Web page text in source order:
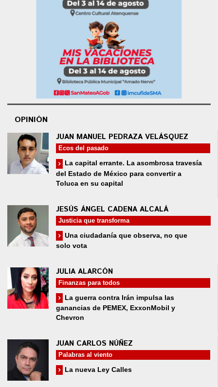
OPINIÓN
JUAN MANUEL PEDRAZA VELÁSQUEZ
Ecos del pasado
La capital errante. La asombrosa travesía
del Estado de México para convertir a
Toluca en su capital
JESÚS ÁNGEL CADENA ALCALÁ
Justicia que transforma
Una ciudadanía que observa, no que
solo vota
JULIA ALARCÓN
Finanzas para todos
La guerra contra Irán impulsa las
ganancias de PEMEX, ExxonMobil y
Chevron
JUAN CARLOS NÚÑEZ
Palabras al viento
La nueva Ley Calles